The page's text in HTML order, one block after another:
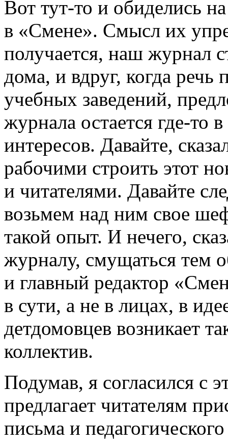
Вот тут-то и обиделись
в «Смене». Смысл их
получается, наш журнал
дома, и вдруг, когда
учебных заведений,
журнала остается где-то
интересов. Давайте,
рабочими строить этот
и читателями. Давайте
возьмем над ним свое
такой опыт. И нечего,
журналу, смущаться тем
и главный редактор
в сути, а не в лицах, в
детдомовцев возникает
коллектив.
Подумав, я согласился с
предлагает читателям
письма и